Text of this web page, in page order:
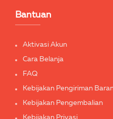
Bantuan
Aktivasi Akun
Cara Belanja
FAQ
Kebijakan Pengiriman
Kebijakan Pengembalian
Kebijakan Privasi